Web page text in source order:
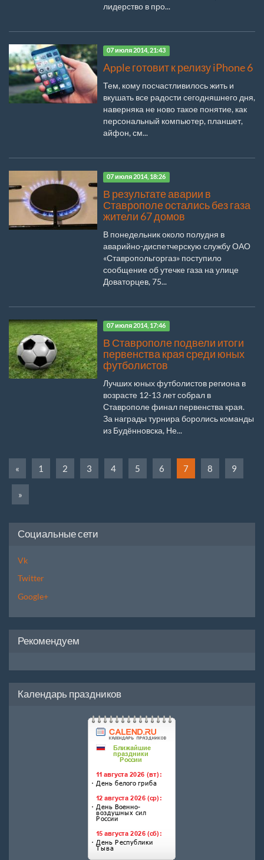
лидерство в про...
07 июля 2014, 21:43
Apple готовит к релизу iPhone 6
Тем, кому посчастливилось жить и
вкушать все радости сегодняшнего дня,
наверняка не ново такое понятие, как
персональный компьютер, планшет,
айфон, см...
07 июля 2014, 18:26
В результате аварии в
Ставрополе остались без газа
жители 67 домов
В понедельник около полудня в
аварийно-диспетчерскую службу ОАО
«Ставропольгоргаз» поступило
сообщение об утечке газа на улице
Доваторцев, 75...
07 июля 2014, 17:46
В Ставрополе подвели итоги
первенства края среди юных
футболистов
Лучших юных футболистов региона в
возрасте 12-13 лет собрал в
Ставрополе финал первенства края.
За награды турнира боролись команды
из Будённовска, Не...
« 1 2 3 4 5 6 7 8 9
»
Социальные сети
Vk
Twitter
Google+
Рекомендуем
Календарь праздников